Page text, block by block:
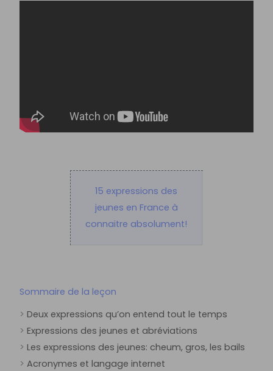
15 expressions des
jeunes en France à
connaitre absolument!
Sommaire de la leçon
>Deux expressions qu’on entend tout le temps
>Expressions des jeunes et abréviations
>Les expressions des jeunes: cheum, gros, les bails
>Acronymes et langage internet